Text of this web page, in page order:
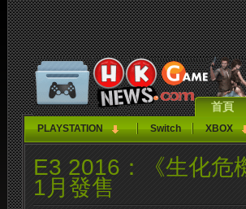
首頁
PLAYSTATION Switch XBOX
E3 2016：《生化危
1月發售